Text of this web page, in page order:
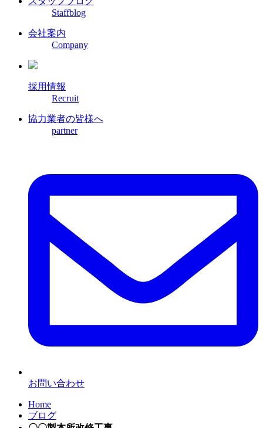
Staffblog
会社案内
Company
採用情報
Recruit
協力業者の皆様へ
partner
お問い合わせ
Home
ブログ